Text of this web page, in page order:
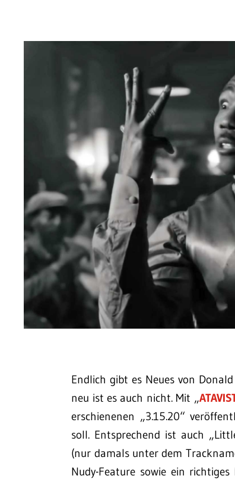
Endlich gibt es Neues von
neu ist es auch nicht. Mit „
erschienenen „3.15.20“
soll. Entsprechend ist auch
(nur damals unter dem
Nudy-Feature sowie ein